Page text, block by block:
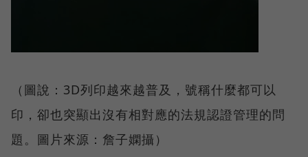
（圖說：3D列印越來越普及，號稱什麼都可以
印，卻也突顯出沒有相對應的法規認證管理的問
題。圖片來源：詹子嫻攝）